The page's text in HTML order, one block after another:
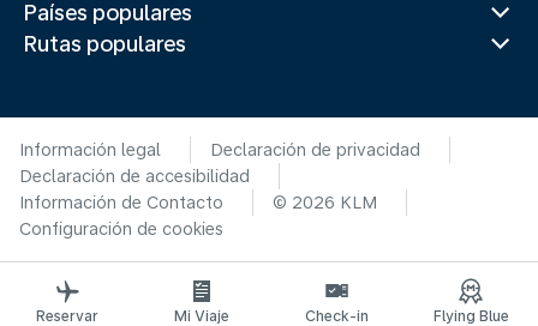
Países populares
Rutas populares
Información legal
Declaración de privacidad
Declaración de accesibilidad
Información de Contacto
© 2026 KLM
Configuración de cookies
Reservar Mi Viaje Check-in Flying Blue